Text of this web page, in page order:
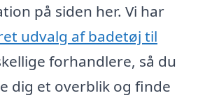
på siden her. Vi har
udvalg af badetøj til
forhandlere, så du
dig et overblik og finde